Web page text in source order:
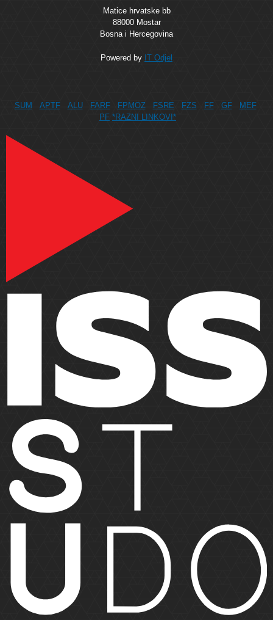
Matice hrvatske bb
88000 Mostar
Bosna i Hercegovina
Powered by IT Odjel
SUM APTF ALU FARF FPMOZ FSRE FZS FF GF
MEF
PF *RAZNI LINKOVI*